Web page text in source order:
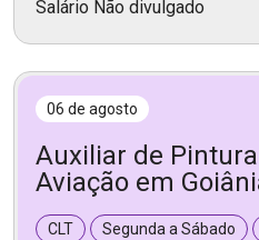
Salário Não divulgado
06 de agosto
Auxiliar de
Aviação em
CLT Segunda a Sábado